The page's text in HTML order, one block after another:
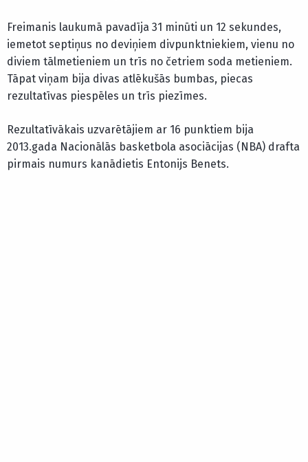
Freimanis laukumā pavadīja 31 minūti un 12 sekundes,
iemetot septiņus no deviņiem divpunktniekiem, vienu no
diviem tālmetieniem un trīs no četriem soda metieniem.
Tāpat viņam bija divas atlēkušās bumbas, piecas
rezultatīvas piespēles un trīs piezīmes.
Rezultatīvākais uzvarētājiem ar 16 punktiem bija
2013.gada Nacionālās basketbola asociācijas (NBA) drafta
pirmais numurs kanādietis Entonijs Benets.